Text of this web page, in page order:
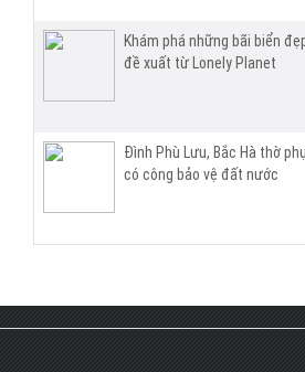
Khám phá những bãi biển
đề xuất từ Lonely Planet
Đình Phù Lưu, Bắc Hà thờ
có công bảo vệ đất nước